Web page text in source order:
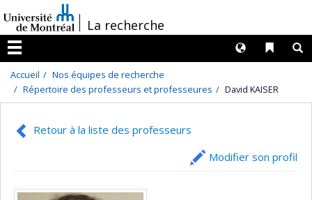
au
contenu
/La recherche
Menu
Liens
Langues
Accueil
Nos équipes de recherche
Répertoire des professeurs et professeures
David KAISER
Retour à la liste des professeurs
Modifier son profil